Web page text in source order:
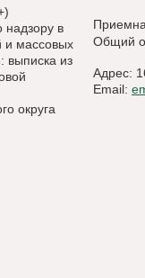
надзору в
и массовых
выписка из
округа
Общий
Адрес:
Email: